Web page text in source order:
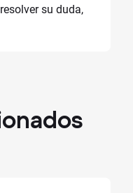
su duda,